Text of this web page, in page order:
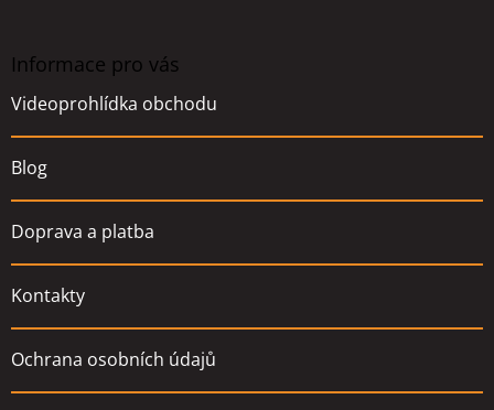
Informace pro vás
Videoprohlídka obchodu
Blog
Doprava a platba
Kontakty
Ochrana osobních údajů